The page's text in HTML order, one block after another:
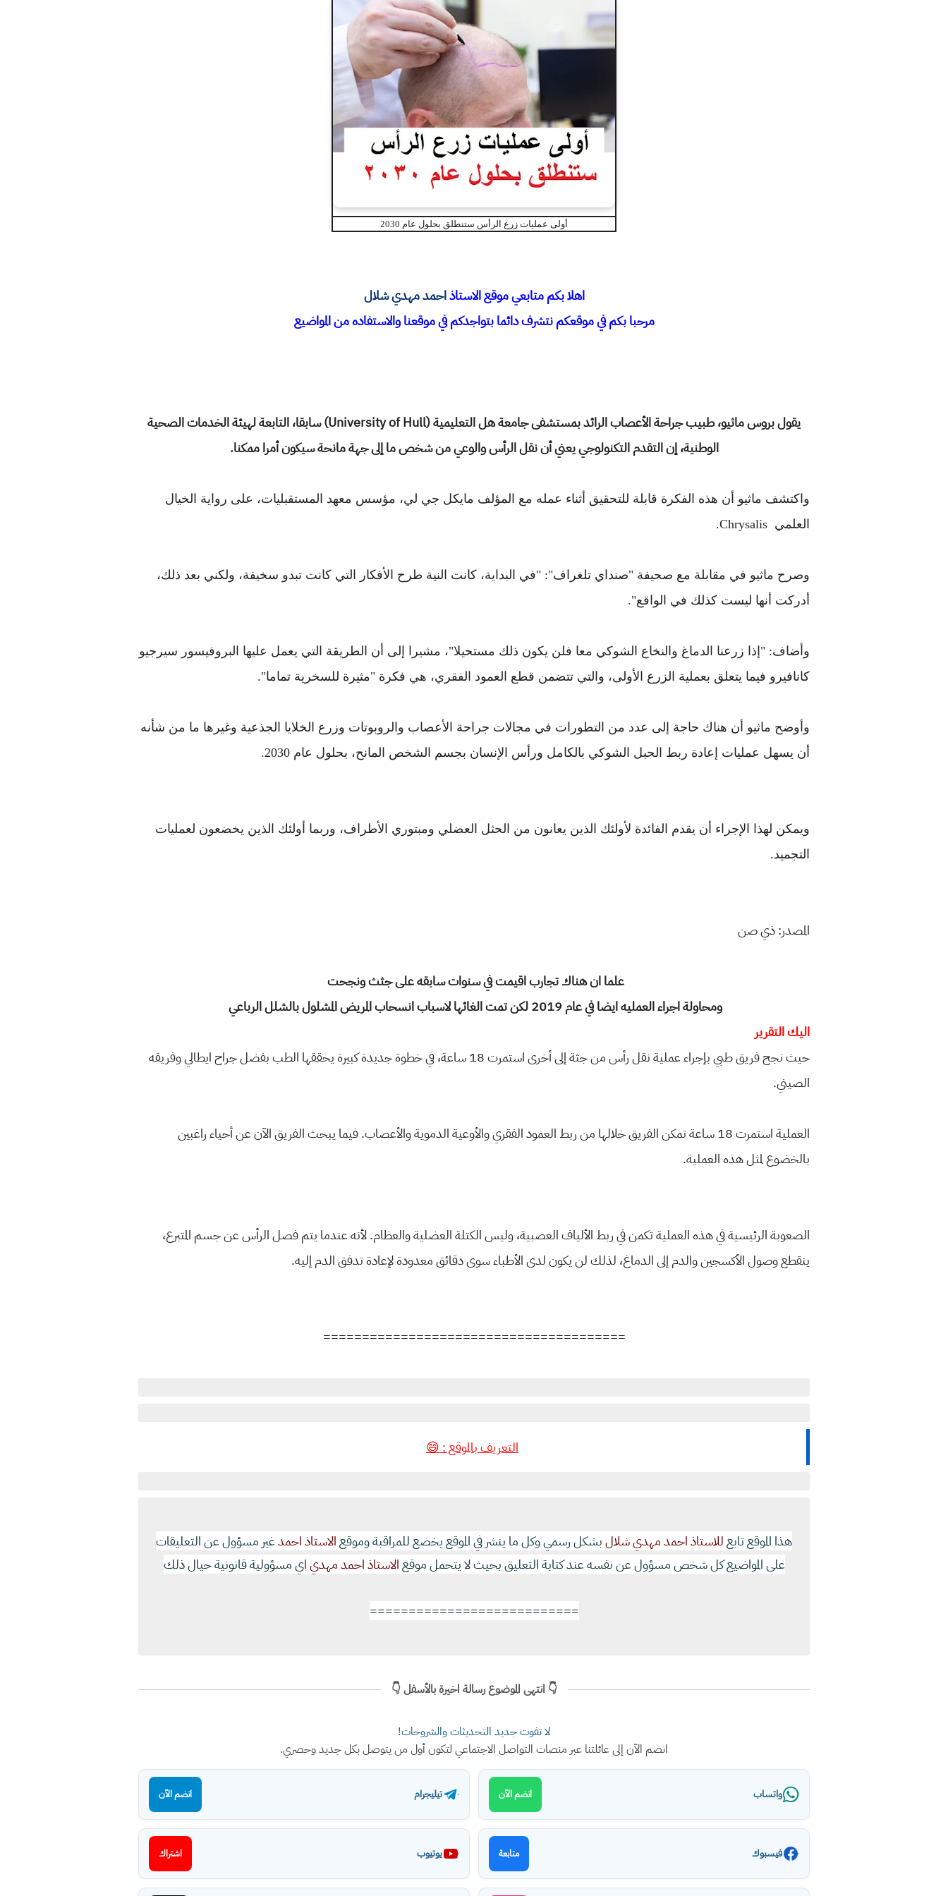
أولى عمليات زرع الرأس ستنطلق بحلول عام 2030
اهلا بكم متابعي موقع الاستاذاحمد مهدي شلال
مرحبا بكم في موقعكم نتشرف دائما بتواجدكم في موقعنا والاستفاده من المواضيع
يقول بروس ماثيو، طبيب جراحة الأعصاب الرائد بمستشفى جامعة هل التعليمية (University of Hull) سابقا، التابعة لهيئة الخدمات الصحية
الوطنية، إن التقدم التكنولوجي يعني أن نقل الرأس والوعي من شخص ما إلى جهة مانحة سيكون أمرا ممكنا.
واكتشف ماثيو أن هذه الفكرة قابلة للتحقيق أثناء عمله مع المؤلف مايكل جي لي، مؤسس معهد المستقبليات، على رواية الخيال
العلمي Chrysalis.
وصرح ماثيو في مقابلة مع صحيفة "صنداي تلغراف": "في البداية، كانت النية طرح الأفكار التي كانت تبدو سخيفة، ولكني بعد ذلك،
أدركت أنها ليست كذلك في الواقع".
وأضاف: "إذا زرعنا الدماغ والنخاع الشوكي معا فلن يكون ذلك مستحيلا"، مشيرا إلى أن الطريقة التي يعمل عليها البروفيسور سيرجيو
كانافيرو فيما يتعلق بعملية الزرع الأولى، والتي تتضمن قطع العمود الفقري، هي فكرة "مثيرة للسخرية تماما".
وأوضح ماثيو أن هناك حاجة إلى عدد من التطورات في مجالات جراحة الأعصاب والروبوتات وزرع الخلايا الجذعية وغيرها ما من شأنه
أن يسهل عمليات إعادة ربط الحبل الشوكي بالكامل ورأس الإنسان بجسم الشخص المانح، بحلول عام 2030.
ويمكن لهذا الإجراء أن يقدم الفائدة لأولئك الذين يعانون من الحثل العضلي ومبتوري الأطراف، وربما أولئك الذين يخضعون لعمليات
التجميد.
المصدر: ذي صن
علما ان هناك تجارب اقيمت في سنوات سابقه على جثث ونجحت
ومحاولة اجراء العمليه ايضا في عام 2019 لكن تمت الغائها لاسباب انسحاب المريض المشلول بالشلل الرباعي
اليك التقرير
حيث نجح فريق طبي بإجراء عملية نقل رأس من جثة إلى أخرى استمرت 18 ساعة، في خطوة جديدة كبيرة يحققها الطب بفضل جراح ايطالي وفريقه
الصيني.
العملية استمرت 18 ساعة تمكن الفريق خلالها من ربط العمود الفقري والأوعية الدموية والأعصاب. فيما يبحث الفريق الآن عن أحياء راغبين
بالخضوع لمثل هذه العملية.
الصعوبة الرئيسية في هذه العملية تكمن في ربط الألياف العصبية، وليس الكتلة العضلية والعظام. لأنه عندما يتم فصل الرأس عن جسم المتبرع،
ينقطع وصول الأكسجين والدم إلى الدماغ، لذلك لن يكون لدى الأطباء سوى دقائق معدودة لإعادة تدفق الدم إليه.
=======================================
التعريف بالموقع : 😄
هذا الموقع تابعللاستاذ احمد مهدي شلالبشكل رسمي وكل ما ينشر في الموقع يخضع للمراقبة وموقعالاستاذ احمدغير مسؤول عن التعليقات
على المواضيع كل شخص مسؤول عن نفسه عند كتابة التعليق بحيث لا يتحمل موقعالاستاذ احمد مهدياي مسؤولية قانونية حيال ذلك
===========================
👇 انتهى الموضوع رسالة اخيرة بالأسفل 👇
لا تفوت جديد التحديثات والشروحات!
انضم الآن إلى عائلتنا عبر منصات التواصل الاجتماعي لتكون أول من يتوصل بكل جديد وحصري.
واتساب انضم الآن تيليجرام انضم الآن
فيسبوك متابعة يوتيوب اشتراك